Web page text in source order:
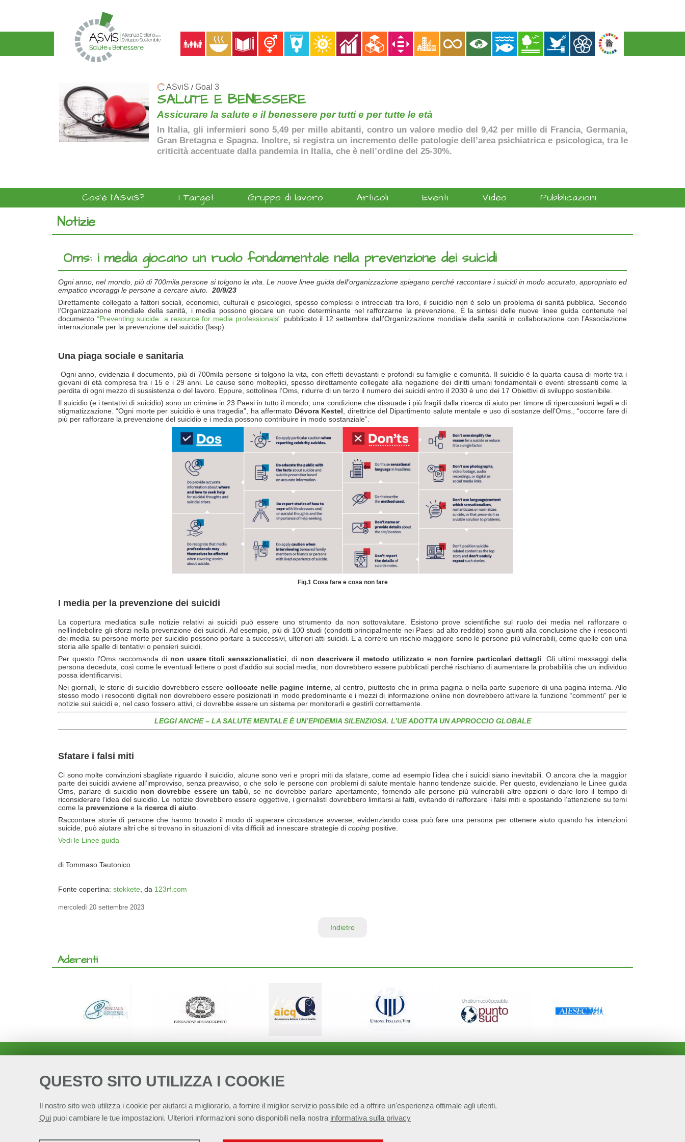
QUESTO SITO UTILIZZA I COOKIE
Il nostro sito web utilizza i cookie per aiutarci a migliorarlo, a fornire il miglior servizio possibile ed a offrire un'esperienza ottimale agli utenti.
Qui puoi cambiare le tue impostazioni. Ulteriori informazioni sono disponibili nella nostra informativa sulla privacy
ASviS / Goal 3
SALUTE E BENESSERE
Assicurare la salute e il benessere per tutti e per tutte le età
In Italia, gli infermieri sono 5,49 per mille abitanti, contro un valore medio del 9,42 per mille di Francia, Germania,
Gran Bretagna e Spagna. Inoltre, si registra un incremento delle patologie dell’area psichiatrica e psicologica, tra le
criticità accentuate dalla pandemia in Italia, che è nell’ordine del 25-30%.
Cos'è l'ASviS? I Target Gruppo di lavoro Articoli Eventi Video Pubblicazioni
Notizie
Oms: i media giocano un ruolo fondamentale nella prevenzione dei suicidi
Ogni anno, nel mondo, più di 700mila persone si tolgono la vita. Le nuove linee guida dell’organizzazione spiegano perché raccontare i suicidi in modo accurato, appropriato ed
empatico incoraggi le persone a cercare aiuto. 20/9/23
Direttamente collegato a fattori sociali, economici, culturali e psicologici, spesso complessi e intrecciati tra loro, il suicidio non è solo un problema di sanità pubblica. Secondo
l’Organizzazione mondiale della sanità, i media possono giocare un ruolo determinante nel rafforzarne la prevenzione. È la sintesi delle nuove linee guida contenute nel
documento“Preventing suicide: a resource for media professionals” pubblicato il 12 settembre dall’Organizzazione mondiale della sanità in collaborazione con l’Associazione
internazionale per la prevenzione del suicidio (Iasp).
Una piaga sociale e sanitaria
Ogni anno, evidenzia il documento, più di 700mila persone si tolgono la vita, con effetti devastanti e profondi su famiglie e comunità. Il suicidio è la quarta causa di morte tra i
giovani di età compresa tra i 15 e i 29 anni. Le cause sono molteplici, spesso direttamente collegate alla negazione dei diritti umani fondamentali o eventi stressanti come la
perdita di ogni mezzo di sussistenza o del lavoro. Eppure, sottolinea l’Oms, ridurre di un terzo il numero dei suicidi entro il 2030 è uno dei 17 Obiettivi di sviluppo sostenibile.
Il suicidio (e i tentativi di suicidio) sono un crimine in 23 Paesi in tutto il mondo, una condizione che dissuade i più fragili dalla ricerca di aiuto per timore di ripercussioni legali e di
stigmatizzazione. “Ogni morte per suicidio è una tragedia”, ha affermato Dévora Kestel , direttrice del Dipartimento salute mentale e uso di sostanze dell’Oms., “occorre fare di
più per rafforzare la prevenzione del suicidio e i media possono contribuire in modo sostanziale”.
Fig.1 Cosa fare e cosa non fare
I media per la prevenzione dei suicidi
La copertura mediatica sulle notizie relativi ai suicidi può essere uno strumento da non sottovalutare. Esistono prove scientifiche sul ruolo dei media nel rafforzare o
nell’indebolire gli sforzi nella prevenzione dei suicidi. Ad esempio, più di 100 studi (condotti principalmente nei Paesi ad alto reddito) sono giunti alla conclusione che i resoconti
dei media su persone morte per suicidio possono portare a successivi, ulteriori atti suicidi. E a correre un rischio maggiore sono le persone più vulnerabili, come quelle con una
storia alle spalle di tentativi o pensieri suicidi.
Per questo l’Oms raccomanda di non usare titoli sensazionalistici , di non descrivere il metodo utilizzato e non fornire particolari dettagli . Gli ultimi messaggi della
persona deceduta, così come le eventuali lettere o post d’addio sui social media, non dovrebbero essere pubblicati perché rischiano di aumentare la probabilità che un individuo
possa identificarvisi.
Nei giornali, le storie di suicidio dovrebbero esserecollocate nelle pagine interne, al centro, piuttosto che in prima pagina o nella parte superiore di una pagina interna. Allo
stesso modo i resoconti digitali non dovrebbero essere posizionati in modo predominante e i mezzi di informazione online non dovrebbero attivare la funzione “commenti” per le
notizie sui suicidi e, nel caso fossero attivi, ci dovrebbe essere un sistema per monitorarli e gestirli correttamente.
LEGGI ANCHE – LA SALUTE MENTALE È UN’EPIDEMIA SILENZIOSA. L’UE ADOTTA UN APPROCCIO GLOBALE
Sfatare i falsi miti
Ci sono molte convinzioni sbagliate riguardo il suicidio, alcune sono veri e propri miti da sfatare, come ad esempio l’idea che i suicidi siano inevitabili. O ancora che la maggior
parte dei suicidi avviene all’improvviso, senza preavviso, o che solo le persone con problemi di salute mentale hanno tendenze suicide. Per questo, evidenziano le Linee guida
Oms, parlare di suicidio non dovrebbe essere un tabù , se ne dovrebbe parlare apertamente, fornendo alle persone più vulnerabili altre opzioni o dare loro il tempo di
riconsiderare l’idea del suicidio. Le notizie dovrebbero essere oggettive, i giornalisti dovrebbero limitarsi ai fatti, evitando di rafforzare i falsi miti e spostando l’attenzione su temi
come la prevenzione e la ricerca di aiuto
Raccontare storie di persone che hanno trovato il modo di superare circostanze avverse, evidenziando cosa può fare una persona per ottenere aiuto quando ha intenzioni
suicide, può aiutare altri che si trovano in situazioni di vita difficili ad innescare strategie di coping positive.
Vedi le Linee guida
di Tommaso Tautonico
Fonte copertina: stokkete , da 123rf.com
mercoledì 20 settembre 2023
Indietro
Aderenti